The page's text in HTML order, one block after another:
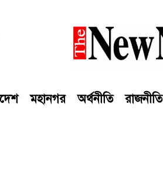
মহানগর অর্থনীতি রাজনীতি